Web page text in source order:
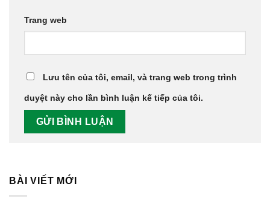
Trang web
Lưu tên của tôi, email, và trang web trong trình
duyệt này cho lần bình luận kế tiếp của tôi.
BÀI VIẾT MỚI